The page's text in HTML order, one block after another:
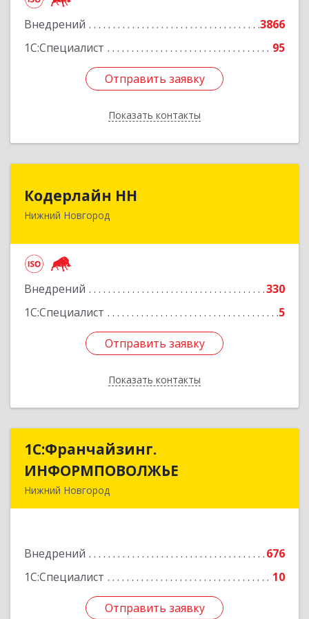
Внедрений
3866
1С:Специалист
95
Отправить заявку
Показать контакты
Подробнее
Отправить заявку
Назад
Кодерлайн НН
Нижний Новгород
Внедрений
330
1С:Специалист
5
Отправить заявку
Показать контакты
603011, Нижегородская обл, Нижний Новгород
Подробнее
Отправить заявку
Назад
1С:Франчайзинг.
ИНФОРМПОВОЛЖЬЕ
Нижний Новгород
Внедрений
676
1С:Специалист
10
Отправить заявку
1С:Франчайзинг.
ИНФОРМПОВОЛЖЬЕ
Подробнее
Отправить заявку